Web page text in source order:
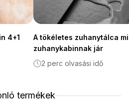
4+1
A tökéletes zuhanytálca
zuhanykabinnak jár
2 perc olvasási idő
termékek